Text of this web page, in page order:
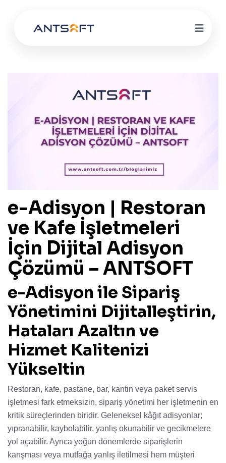
e-Adisyon | Restoran
ve Kafe İşletmeleri
İçin Dijital Adisyon
Çözümü – ANTSOFT
e-Adisyon ile Sipariş
Yönetimini Dijitalleştirin,
Hataları Azaltın ve
Hizmet Kalitenizi
Yükseltin
Restoran, kafe, pastane, bar, kantin veya paket servis
işletmesi fark etmeksizin, sipariş yönetimi her işletmenin en
kritik süreçlerinden biridir. Geleneksel kâğıt adisyonlar;
yıpranabilir, kaybolabilir, yanlış okunabilir ve gecikmelere
yol açabilir. Ayrıca yoğun dönemlerde siparişlerin
karışması veya mutfağa yanlış iletilmesi hem müşteri